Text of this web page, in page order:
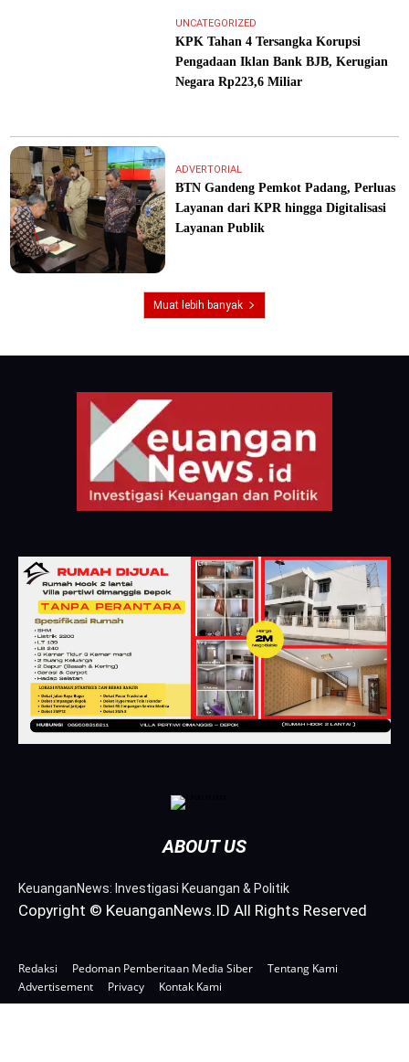
UNCATEGORIZED
KPK Tahan 4 Tersangka Korupsi
Pengadaan Iklan Bank BJB, Kerugian
Negara Rp223,6 Miliar
ADVERTORIAL
BTN Gandeng Pemkot Padang, Perluas
Layanan dari KPR hingga Digitalisasi
Layanan Publik
Muat lebih banyak
ABOUT US
KeuanganNews: Investigasi Keuangan & Politik
Copyright © KeuanganNews.ID All Rights Reserved
Redaksi Pedoman Pemberitaan Media Siber
Tentang Kami
Advertisement
Privacy Kontak Kami